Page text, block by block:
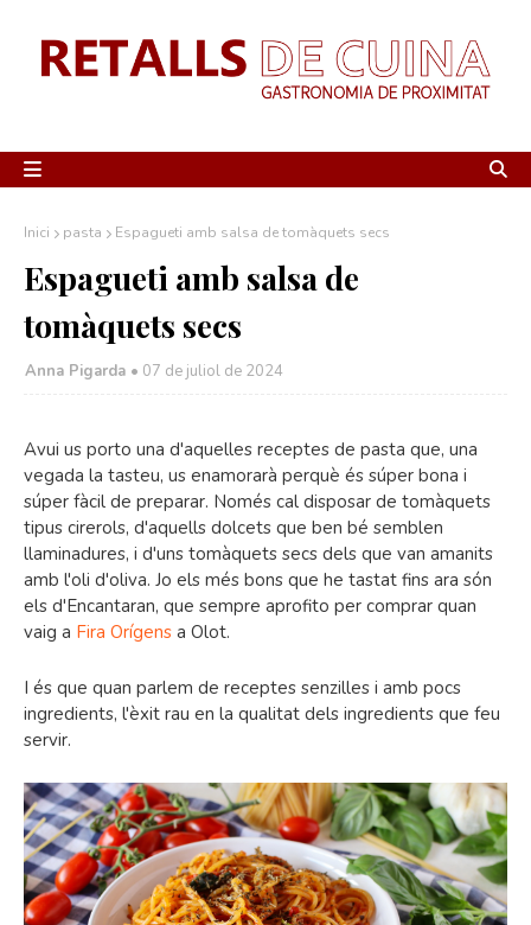
Inici pasta Espagueti amb salsa de tomàquets secs
Espagueti amb salsa de
tomàquets secs
Anna Pigarda • 07 de juliol de 2024
Avui us porto una d'aquelles receptes de pasta que, una
vegada la tasteu, us enamorarà perquè és súper bona i
súper fàcil de preparar. Només cal disposar de tomàquets
tipus cirerols, d'aquells dolcets que ben bé semblen
llaminadures, i d'uns tomàquets secs dels que van amanits
amb l'oli d'oliva. Jo els més bons que he tastat fins ara són
els d'Encantaran, que sempre aprofito per comprar quan
vaig a Fira Orígens a Olot.
I és que quan parlem de receptes senzilles i amb pocs
ingredients, l'èxit rau en la qualitat dels ingredients que feu
servir.